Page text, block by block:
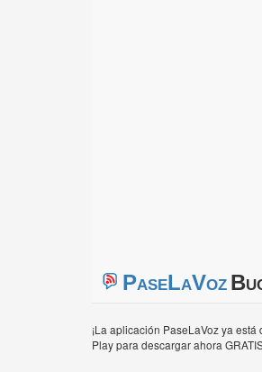
PaseLaVoz
¡La aplicación PaseLaVoz ya
Play para descargar ahora